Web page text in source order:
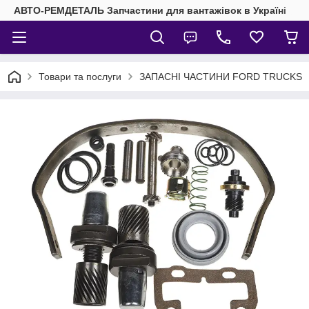
АВТО-РЕМДЕТАЛЬ Запчастини для вантажівок в Україні
Товари та послуги ЗАПАСНІ ЧАСТИНИ FORD TRUCKS